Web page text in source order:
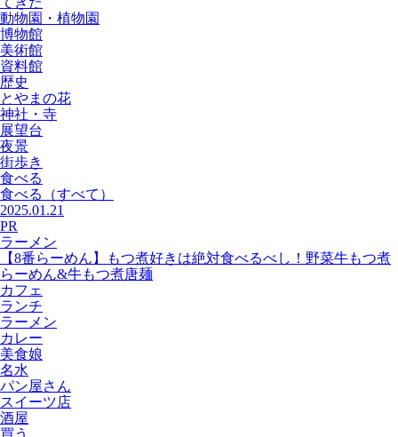
動物園・植物園
博物館
美術館
資料館
歴史
とやまの花
神社・寺
展望台
夜景
街歩き
食べる
食べる
（すべて）
2025.01.21
PR
ラーメン
【8番らーめん】もつ煮好きは絶対食べるべし！野菜牛もつ煮
らーめん&牛もつ煮唐麺
カフェ
ランチ
ラーメン
カレー
美食娘
名水
パン屋さん
スイーツ店
酒屋
買う